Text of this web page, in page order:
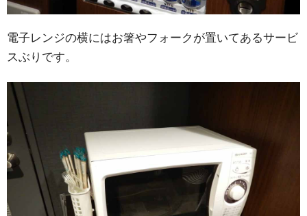
電子レンジの横にはお箸やフォークが置いてあるサービ
スぶりです。